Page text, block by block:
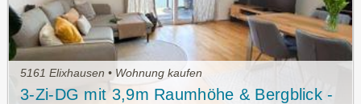
5161 Elixhausen • Wohnung kaufen
3-Zi-DG mit 3,9m Raumhöhe & Bergblick -